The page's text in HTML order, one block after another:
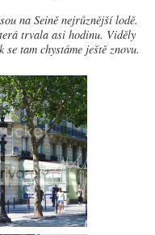
na Seině nejrůznější lodě.
trvala asi hodinu. Viděly
tam chystáme ještě znovu.